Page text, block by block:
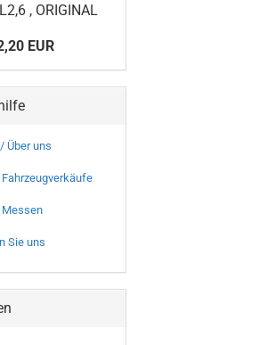
, ORIGINAL
EUR
Über uns
Messen
Sie uns